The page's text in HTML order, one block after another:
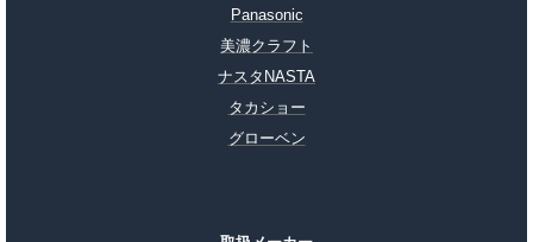
Panasonic
美濃クラフト
ナスタNASTA
タカショー
グローベン